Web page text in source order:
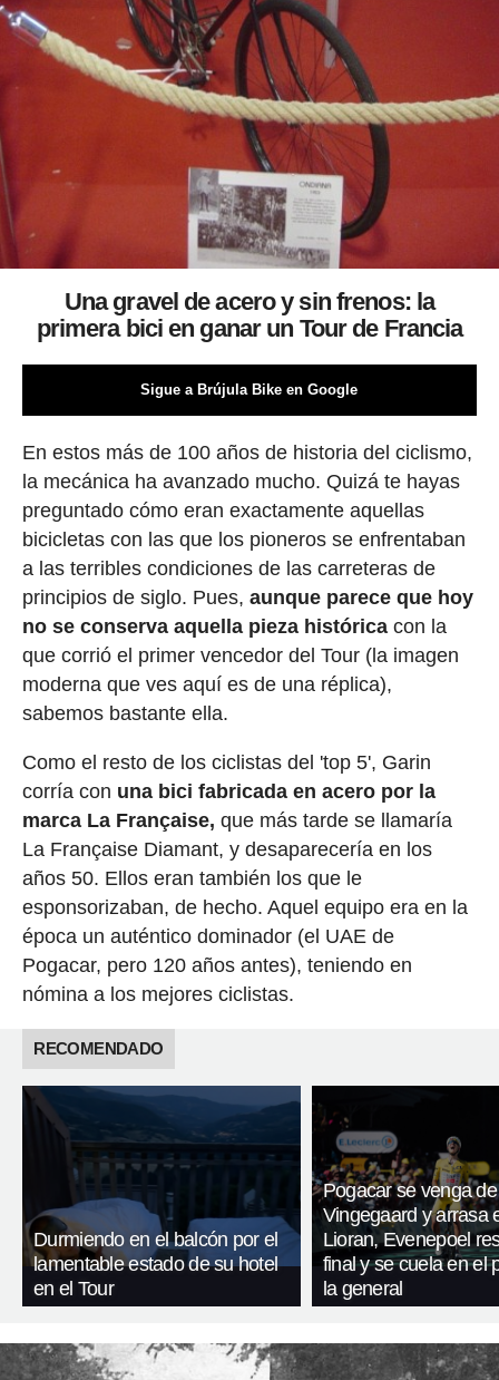
Una gravel de acero y sin frenos: la
primera bici en ganar un Tour de Francia
Sigue a Brújula Bike en Google
En estos más de 100 años de historia del ciclismo,
la mecánica ha avanzado mucho. Quizá te hayas
preguntado cómo eran exactamente aquellas
bicicletas con las que los pioneros se enfrentaban
a las terribles condiciones de las carreteras de
principios de siglo. Pues, aunque parece que hoy
no se conserva aquella pieza históricacon la
que corrió el primer vencedor del Tour (la imagen
moderna que ves aquí es de una réplica),
sabemos bastante ella.
Como el resto de los ciclistas del 'top 5', Garin
corría con una bici fabricada en acero por la
marca La Française, que más tarde se llamaría
La Française Diamant, y desaparecería en los
años 50. Ellos eran también los que le
esponsorizaban, de hecho. Aquel equipo era en la
época un auténtico dominador (el UAE de
Pogacar, pero 120 años antes), teniendo en
nómina a los mejores ciclistas.
RECOMENDADO
Durmiendo en el balcón por el
lamentable estado de su hotel
en el Tour
Pogacar se venga de
Vingegaard y arrasa
Lioran, Evenepoel
final y se cuela en el
la general